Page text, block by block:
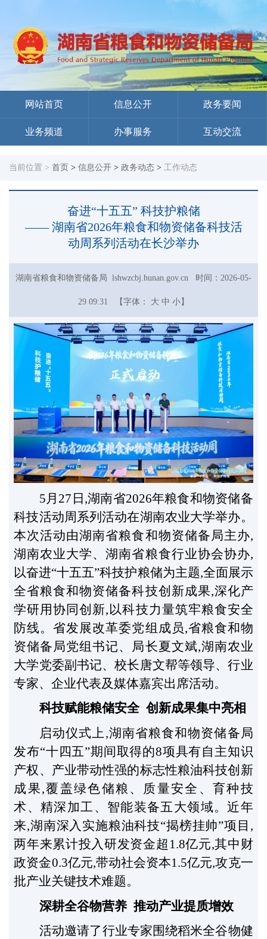
网站首页 信息公开 政务要闻
业务频道 办事服务 互动交流
当前位置 > 首页 > 信息公开 > 政务动态 > 工作动态
奋进“十五五” 科技护粮储
—— 湖南省2026年粮食和物资储备科技活
动周系列活动在长沙举办
湖南省粮食和物资储备局 lshwzcbj.hunan.gov.cn 时间：2026-05-
29 09:31 【字体： 大 中 小】
5月27日,湖南省2026年粮食和物资储备
科技活动周系列活动在湖南农业大学举办。
本次活动由湖南省粮食和物资储备局主办,
湖南农业大学、湖南省粮食行业协会协办,
以奋进“十五五”科技护粮储为主题,全面展示
全省粮食和物资储备科技创新成果,深化产
学研用协同创新,以科技力量筑牢粮食安全
防线。省发展改革委党组成员,省粮食和物
资储备局党组书记、局长夏文斌,湖南农业
大学党委副书记、校长唐文帮等领导、行业
专家、企业代表及媒体嘉宾出席活动。
科技赋能粮储安全 创新成果集中亮相
启动仪式上,湖南省粮食和物资储备局
发布“十四五”期间取得的8项具有自主知识
产权、产业带动性强的标志性粮油科技创新
成果,覆盖绿色储粮、质量安全、育种技
术、精深加工、智能装备五大领域。近年
来,湖南深入实施粮油科技“揭榜挂帅”项目,
两年来累计投入研发资金超1.8亿元,其中财
政资金0.3亿元,带动社会资本1.5亿元,攻克一
批产业关键技术难题。
深耕全谷物营养 推动产业提质增效
活动邀请了行业专家围绕稻米全谷物健